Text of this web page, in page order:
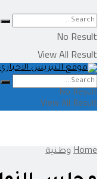
No Result
View All Result
No Result
View All Result
Home وطنية